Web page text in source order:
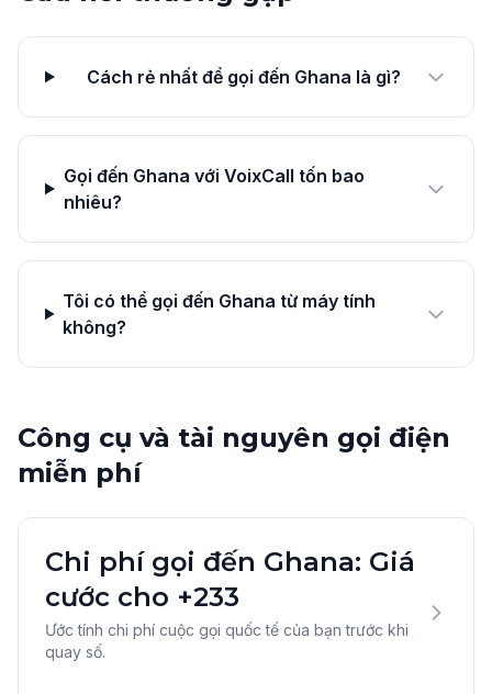
Cách rẻ nhất để gọi đến Ghana là gì?
Gọi đến Ghana với VoixCall tốn bao
nhiêu?
Tôi có thể gọi đến Ghana từ máy tính
không?
Công cụ và tài nguyên gọi điện
miễn phí
Chi phí gọi đến Ghana: Giá
cước cho +233
Ước tính chi phí cuộc gọi quốc tế của bạn trước khi
quay số.